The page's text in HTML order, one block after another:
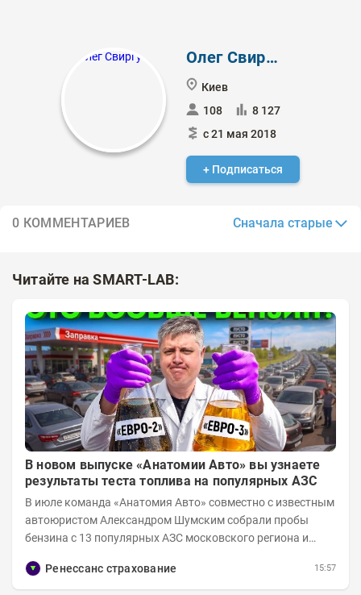
Олег Свиргун
Киев
108
8 127
с 21 мая 2018
+ Подписаться
0 КОММЕНТАРИЕВ Сначала старые
Читайте на SMART-LAB:
В новом выпуске «Анатомии Авто» вы узнаете
результаты теста топлива на популярных АЗС
В июле команда «Анатомия Авто» совместно с известным
автоюристом Александром Шумским собрали пробы
бензина с 13 популярных АЗС московского региона и
Ренессанс страхование
15:57